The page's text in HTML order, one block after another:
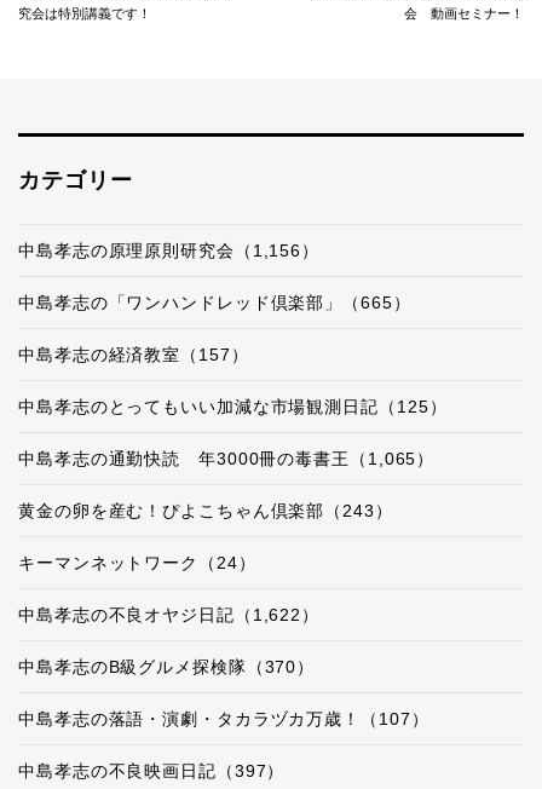
究会は特別講義です！
会 動画セミナー！
カテゴリー
中島孝志の原理原則研究会（1,156）
中島孝志の「ワンハンドレッド倶楽部」（665）
中島孝志の経済教室（157）
中島孝志のとってもいい加減な市場観測日記（125）
中島孝志の通勤快読 年3000冊の毒書王（1,065）
黄金の卵を産む！ぴよこちゃん倶楽部（243）
キーマンネットワーク（24）
中島孝志の不良オヤジ日記（1,622）
中島孝志のB級グルメ探検隊（370）
中島孝志の落語・演劇・タカラヅカ万歳！（107）
中島孝志の不良映画日記（397）